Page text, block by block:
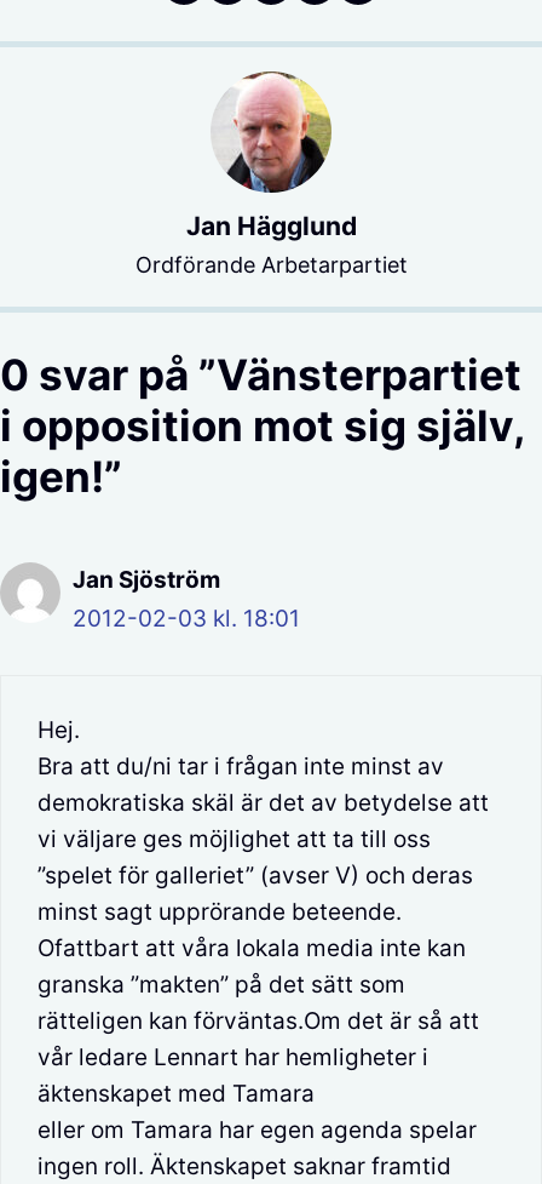
Jan Hägglund
Ordförande Arbetarpartiet
0 svar på ”Vänsterpartiet
i opposition mot sig själv,
igen!”
Jan Sjöström
2012-02-03 kl. 18:01
Hej.
Bra att du/ni tar i frågan inte minst av
demokratiska skäl är det av betydelse att
vi väljare ges möjlighet att ta till oss
”spelet för galleriet” (avser V) och deras
minst sagt upprörande beteende.
Ofattbart att våra lokala media inte kan
granska ”makten” på det sätt som
rätteligen kan förväntas.Om det är så att
vår ledare Lennart har hemligheter i
äktenskapet med Tamara
eller om Tamara har egen agenda spelar
ingen roll. Äktenskapet saknar framtid